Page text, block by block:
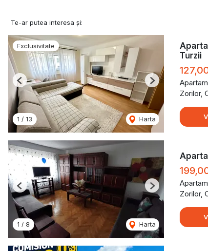
Te-ar putea interesa și:
Exclusivitate
1 / 13 Harta
Previous Next
Turzii
Zorilor,
1 / 8 Harta
Previous Next
Zorilor,